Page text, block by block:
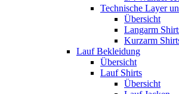
Technische Layer
Übersicht
Langarm
Kurzarm
Lauf Bekleidung
Übersicht
Lauf Shirts
Übersicht